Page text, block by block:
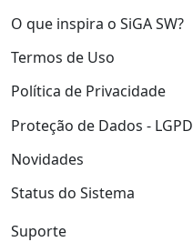
O que inspira o SiGA SW?
Termos de Uso
Política de Privacidade
Proteção de Dados - LGPD
Novidades
Status do Sistema
Suporte